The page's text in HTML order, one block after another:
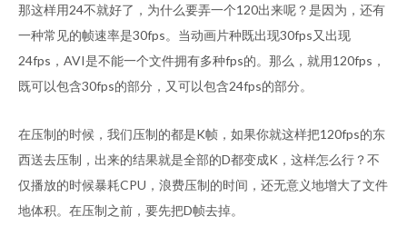
那这样用24不就好了，为什么要弄一个120出来呢？是因为，还有
一种常见的帧速率是30fps。当动画片种既出现30fps又出现
24fps，AVI是不能一个文件拥有多种fps的。那么，就用120fps，
既可以包含30fps的部分，又可以包含24fps的部分。
在压制的时候，我们压制的都是K帧，如果你就这样把120fps的东
西送去压制，出来的结果就是全部的D都变成K，这样怎么行？不
仅播放的时候暴耗CPU，浪费压制的时间，还无意义地增大了文件
地体积。在压制之前，要先把D帧去掉。